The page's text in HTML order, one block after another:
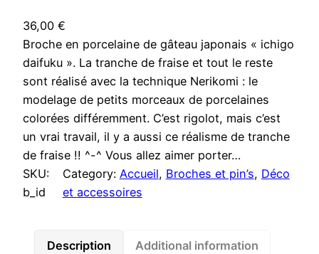
36,00 €
Broche en porcelaine de gâteau japonais « ichigo
daifuku ». La tranche de fraise et tout le reste
sont réalisé avec la technique Nerikomi : le
modelage de petits morceaux de porcelaines
colorées différemment. C’est rigolot, mais c’est
un vrai travail, il y a aussi ce réalisme de tranche
de fraise !! ^-^ Vous allez aimer porter…
SKU:
b_id
Category: Accueil, Broches et pin’s, Déco
et accessoires
Description Additional information